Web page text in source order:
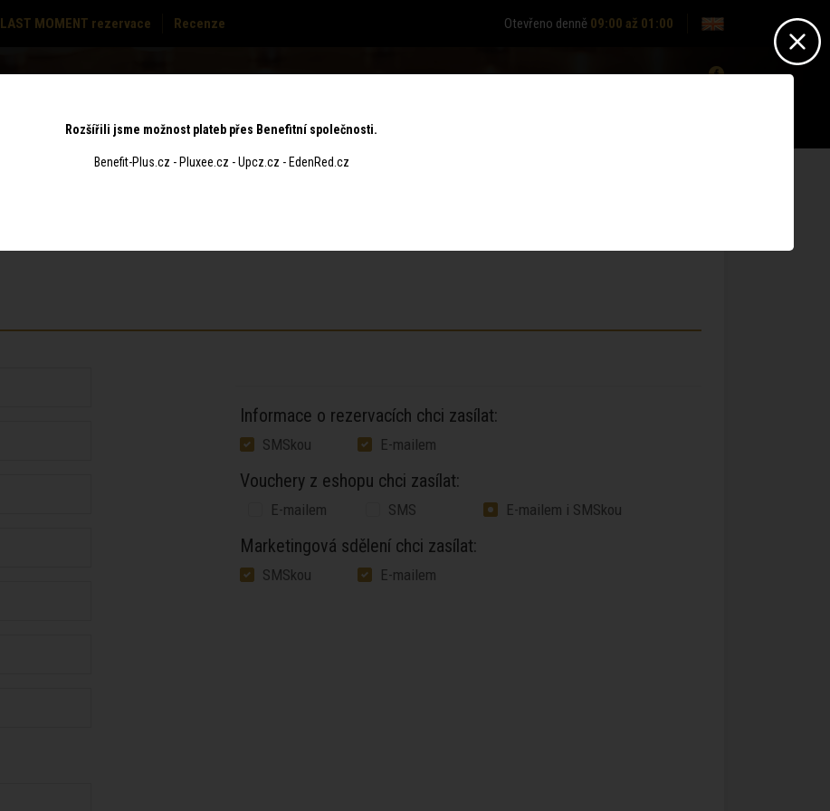
LAST MOMENT rezervace Recenze Otevřeno denně 09:00 až 01:00
Informace o rezervacích chci zasílat:
SMSkou E-mailem
Vouchery z eshopu chci zasílat:
E-mailem SMS E-mailem i SMSkou
Marketingová sdělení chci zasílat:
SMSkou E-mailem
Rozšířili jsme možnost plateb přes Benefitní společnosti.
Benefit-Plus.cz - Pluxee.cz - Upcz.cz - EdenRed.cz